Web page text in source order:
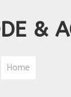
&
Home